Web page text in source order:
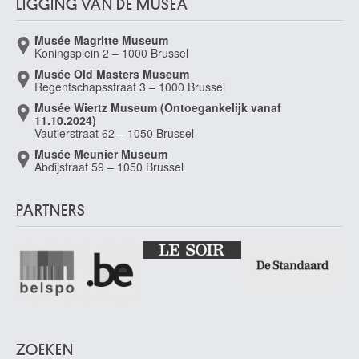
Dasnoy Albert
Lier 1901 - Terhulpen 1992
Dasveldt Jan
Amsterdam (Nederland) 1770 - 1855
Daubigny Charles-François
Parijs (Frankrijk) 1817 - 1878
Daum Antonin [LOANed Artworks]
1930
David Gerard
Oudewater (Nederland) ca. 1459 - Brugge 1523
David Jacques-Louis
Parijs (Frankrijk) 1748 - Brussel 1825
Davies Haydn
LIGGING VAN DE MUSEA
Musée Magritte Museum
Koningsplein 2 – 1000 Brussel
Musée Old Masters Museum
Regentschapsstraat 3 – 1000 Brussel
Musée Wiertz Museum (Ontoegankelijk vanaf
11.10.2024)
Vautierstraat 62 – 1050 Brussel
Musée Meunier Museum
Abdijstraat 59 – 1050 Brussel
PARTNERS
ZOEKEN